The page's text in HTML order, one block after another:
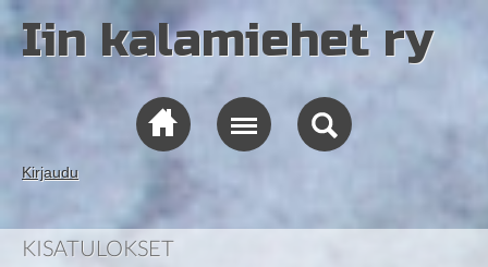
Iin kalamiehet ry
Kirjaudu
KISATULOKSET